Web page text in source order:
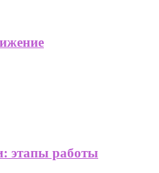
этапы работы